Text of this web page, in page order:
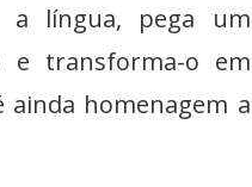
a língua, pega um
e transforma-o em
ainda homenagem a